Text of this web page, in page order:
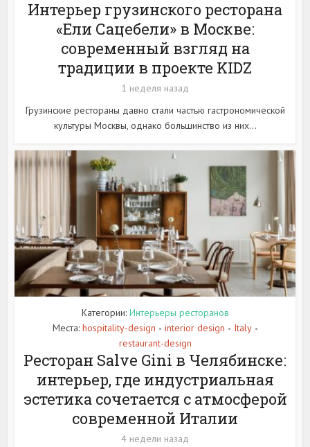
Интерьер грузинского ресторана
«Ели Сацебели» в Москве:
современный взгляд на
традиции в проекте KIDZ
1 неделя назад
Грузинские рестораны давно стали частью гастрономической
культуры Москвы, однако большинство из них...
Категории: Интерьеры ресторанов
Места: hospitality-design • interior design • Italy •
restaurant-design
Ресторан Salve Gini в Челябинске:
интерьер, где индустриальная
эстетика сочетается с атмосферой
современной Италии
4 недели назад